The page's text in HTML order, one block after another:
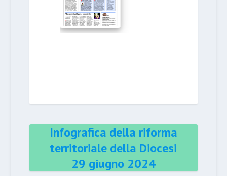
Infografica della riforma
territoriale della Diocesi
29 giugno 2024